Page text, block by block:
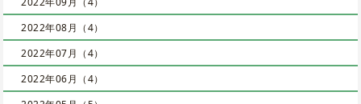
2022年08月（4）
2022年07月（4）
2022年06月（4）